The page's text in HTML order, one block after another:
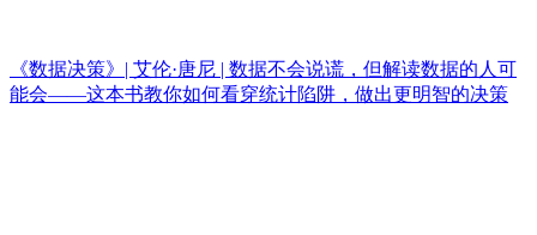
《数据决策》| 艾伦·唐尼 | 数据不会说谎，但解读数据的人可
能会——这本书教你如何看穿统计陷阱，做出更明智的决策